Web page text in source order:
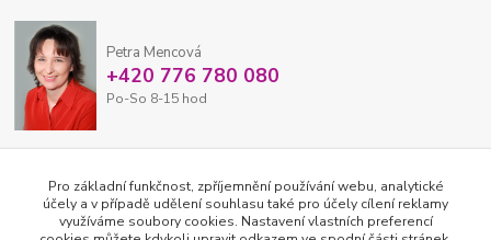
Petra Mencová
+420 776 780 080
Po-So 8-15 hod
Pro základní funkčnost, zpříjemnění používání webu, analytické
účely a v případě udělení souhlasu také pro účely cílení reklamy
využíváme soubory cookies. Nastavení vlastních preferencí